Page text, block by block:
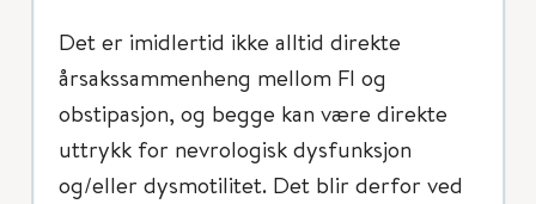
Det er imidlertid ikke alltid direkte
årsakssammenheng mellom FI og
obstipasjon, og begge kan være direkte
uttrykk for nevrologisk dysfunksjon
og/eller dysmotilitet. Det blir derfor ved